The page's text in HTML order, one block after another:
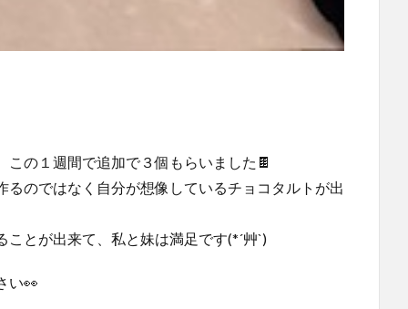
の１週間で追加で３個もらいました🍫
のではなく自分が想像しているチョコタルトが出
とが出来て、私と妹は満足です(*´艸`)
い👀